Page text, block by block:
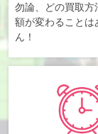
勿論、どの買取方
額が変わることは
ん！